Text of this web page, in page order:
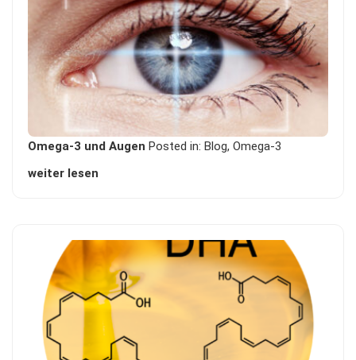
Omega-3 und Augen Posted in: Blog,Omega-3
weiter lesen